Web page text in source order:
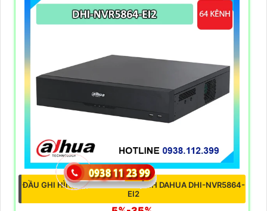
ĐẦU GHI HÌNH CAMERA IP 64 KÊNH DAHUA DHI-NVR5864-
EI2